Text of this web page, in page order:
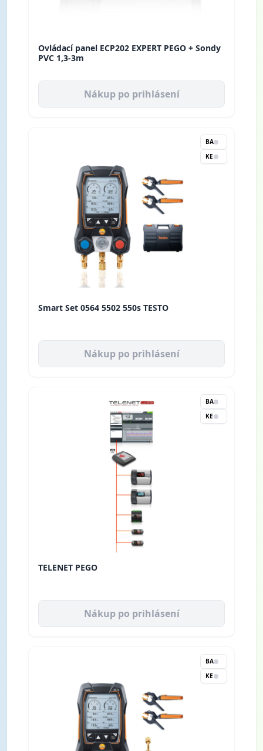
Ovládací panel ECP202 EXPERT PEGO + Sondy
PVC 1,3-3m
Nákup po prihlásení
BA
KE
Smart Set 0564 5502 550s TESTO
Nákup po prihlásení
BA
KE
TELENET PEGO
Nákup po prihlásení
BA
KE